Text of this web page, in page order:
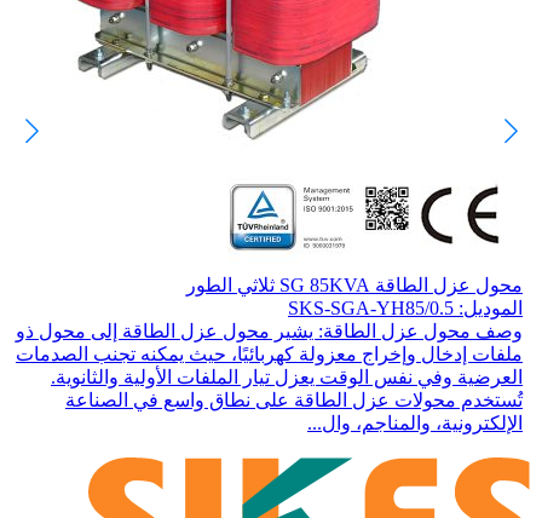
محول عزل الطاقة SG 85KVA ثلاثي الطور
الموديل: SKS-SGA-YH85/0.5
وصف محول عزل الطاقة: يشير محول عزل الطاقة إلى محول ذو
ملفات إدخال وإخراج معزولة كهربائيًا، حيث يمكنه تجنب الصدمات
العرضية وفي نفس الوقت يعزل تيار الملفات الأولية والثانوية.
تُستخدم محولات عزل الطاقة على نطاق واسع في الصناعة
الإلكترونية، والمناجم، وال...